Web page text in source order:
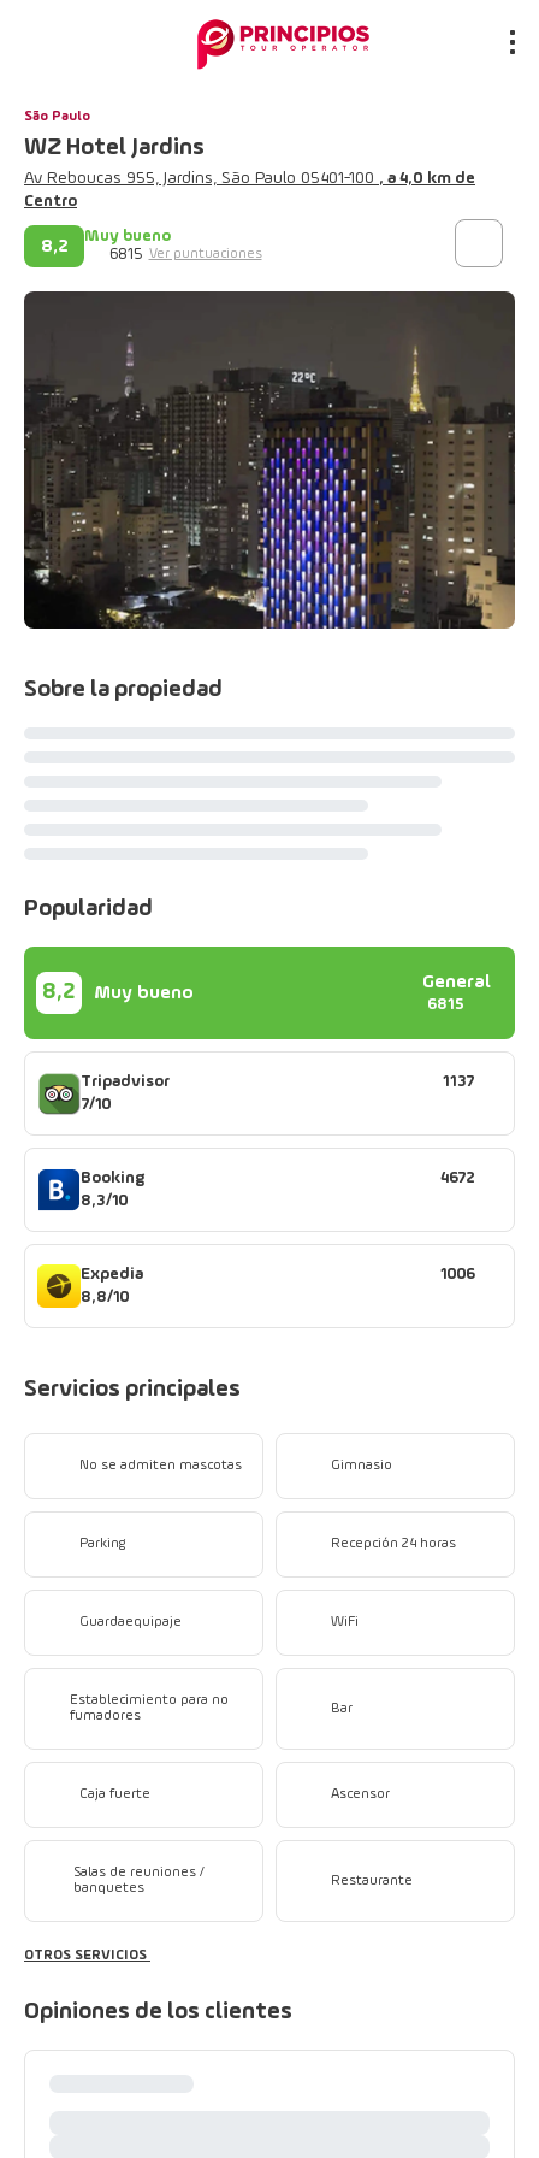
São Paulo
WZ Hotel Jardins
Av Reboucas 955, Jardins, São Paulo 05401-100 , a 4,0 km de
Centro
8,2
Muy bueno
6815 Ver puntuaciones
Sobre la propiedad
Popularidad
8,2 Muy bueno
General
6815
Tripadvisor
7/10
1137
Booking
8,3/10
4672
Expedia
8,8/10
1006
Servicios principales
No se admiten mascotas Gimnasio
Parking Recepción 24 horas
Guardaequipaje WiFi
Establecimiento para no
fumadores
Bar
Caja fuerte Ascensor
Salas de reuniones /
banquetes
Restaurante
OTROS SERVICIOS
Opiniones de los clientes